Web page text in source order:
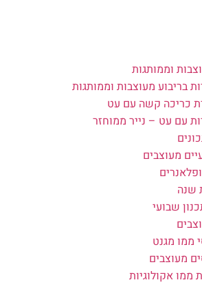
וממותגות
בריבוע מעוצבות וממותגות
כריכה קשה עם עט
עם עט – נייר ממוחזר
מעוצבים
שנה
שבועי
ממו מגנט
מעוצבים
ממו אקולוגיות